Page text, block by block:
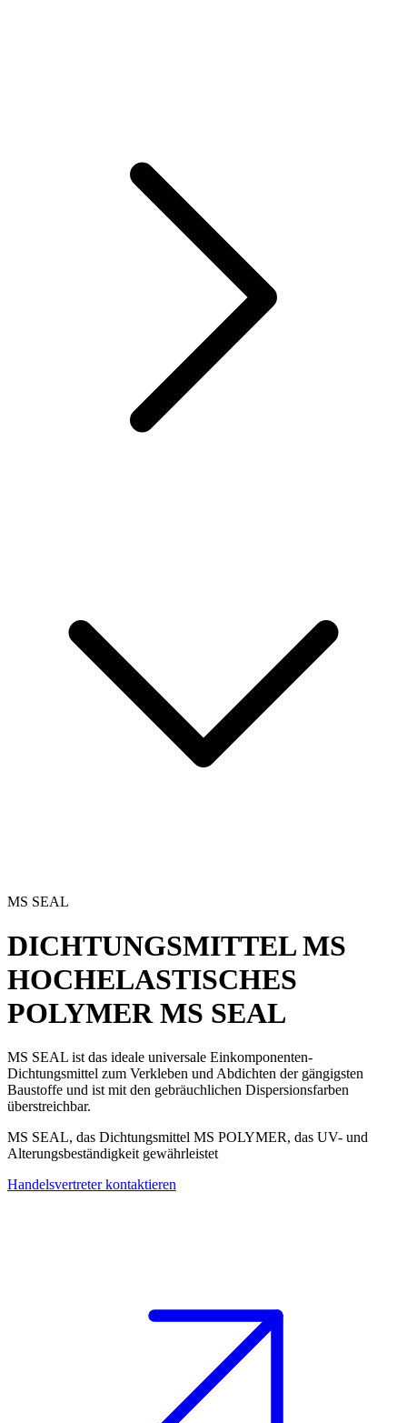
MS SEAL
DICHTUNGSMITTEL MS
HOCHELASTISCHES
POLYMER MS SEAL
MS SEAL ist das ideale universale Einkomponenten-
Dichtungsmittel zum Verkleben und Abdichten der gängigsten
Baustoffe und ist mit den gebräuchlichen Dispersionsfarben
überstreichbar.
MS SEAL, das Dichtungsmittel MS POLYMER, das UV- und
Alterungsbeständigkeit gewährleistet
Handelsvertreter kontaktieren